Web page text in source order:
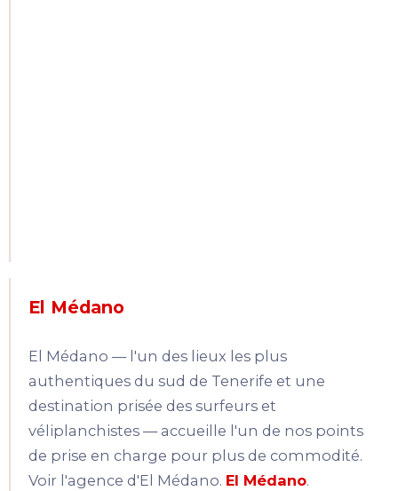
El Médano
El Médano — l'un des lieux les plus
authentiques du sud de Tenerife et une
destination prisée des surfeurs et
véliplanchistes — accueille l'un de nos points
de prise en charge pour plus de commodité.
Voir l'agence d'El Médano. El Médano.